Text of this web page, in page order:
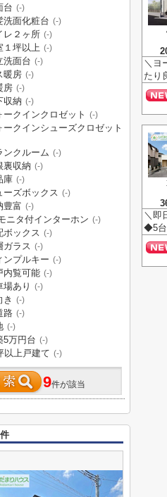
＼ヨ
たり
＼即
◆5台
台 (-)
洗面化粧台 (-)
レ２ヶ所 (-)
１坪以上 (-)
洗面台 (-)
暖房 (-)
房 (-)
収納 (-)
ークインクロゼット (-)
ークインシューズクロゼット
ンクルーム (-)
裏収納 (-)
庫 (-)
ーズボックス (-)
豊富 (-)
ニタ付インターホン (-)
ボックス (-)
ガラス (-)
ンプルキー (-)
内覧可能 (-)
場あり (-)
き (-)
路 (-)
(-)
5万円台 (-)
以上戸建て (-)
9件が該当